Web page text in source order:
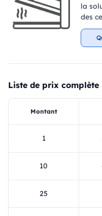
la
des
Liste de prix complète
Montant
1
10
25